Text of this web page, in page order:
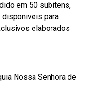
em 50 subitens,
disponíveis para
elaborados
Nossa Senhora de